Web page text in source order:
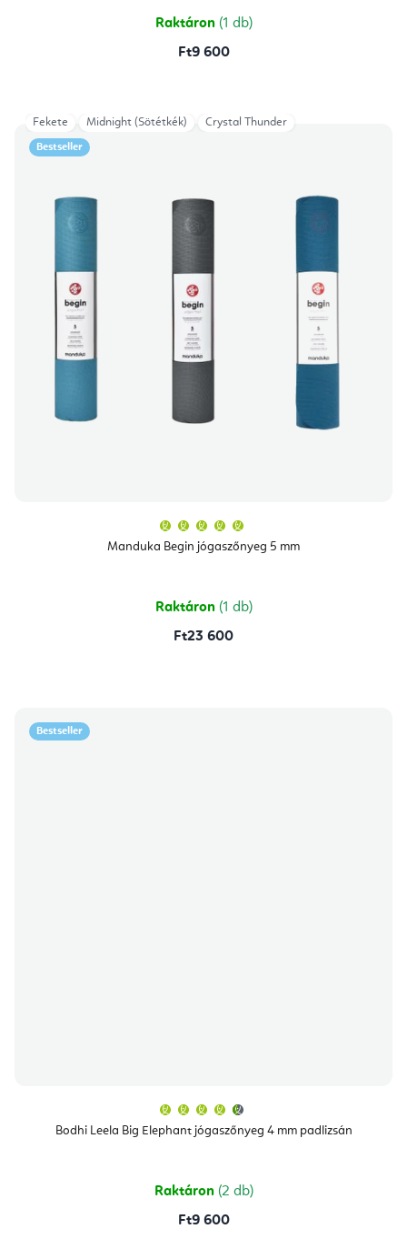
csillag.
Raktáron (1 db)
Ft9 600
Bestseller
Manduka Begin jógaszőnyeg 5 mm
átlagos
értékelése
csillag.
Raktáron (1 db)
Ft23 600
Fekete Midnight (Sötétkék) Crystal Thunder
Bestseller
Bodhi Leela Big Elephant jógaszőnyeg 4 mm padlizsán
átlagos
értékelése
csillag.
Raktáron (2 db)
Ft9 600